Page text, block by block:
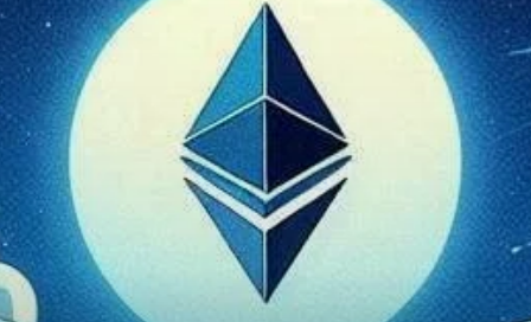
L’action des prix de l’Ethereum
a été relativement stable
récemment, montrant peu de
changements au cours des
dernières 24 heures…